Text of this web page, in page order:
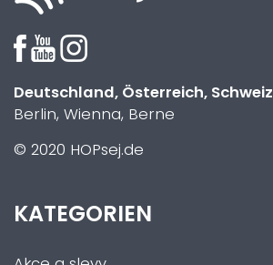
Deutschland, Österreich, Schweiz
Berlin, Wienna, Berne
© 2020 HOPsej.de
KATEGORIEN